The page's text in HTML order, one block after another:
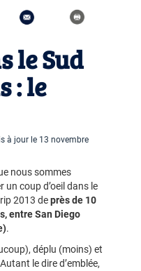
le Sud
: le
à jour le 13 novembre
nous sommes
un coup d’oeil dans le
2013 deprès de 10
entre San Diego
.
déplu (moins) et
le dire d’emblée,